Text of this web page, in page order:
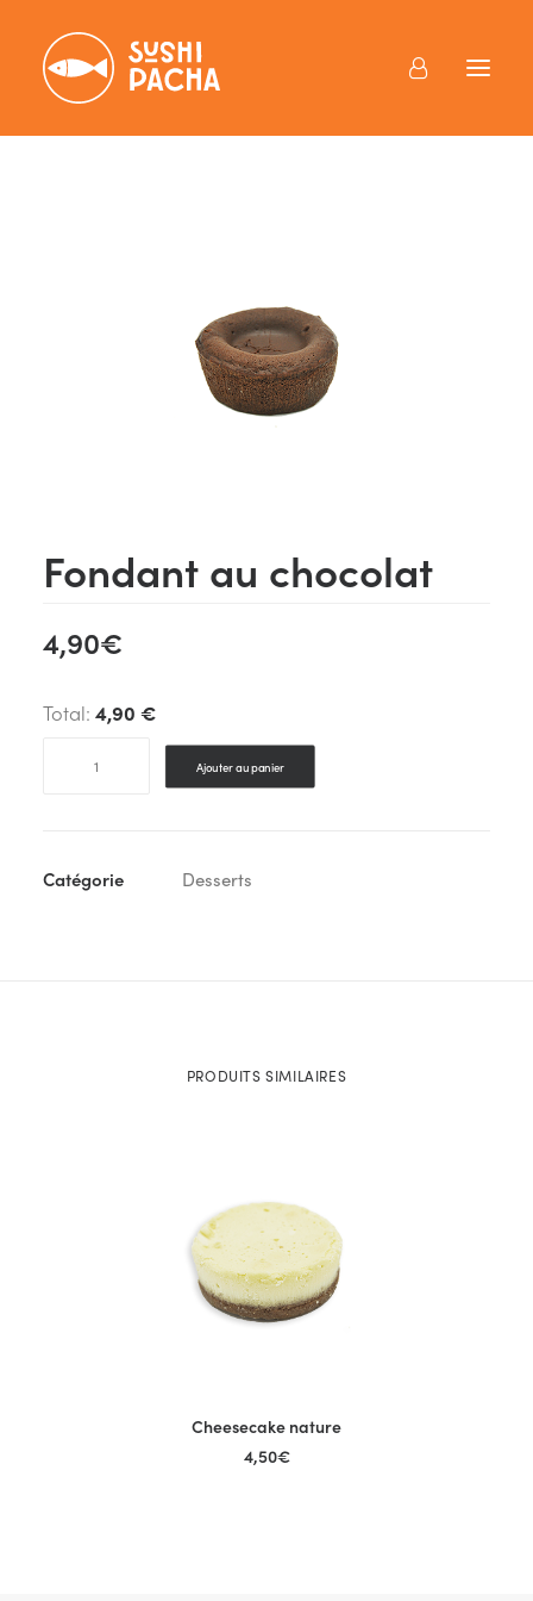
Fondant au chocolat
4,90€
Total: 4,90 €
chocolat
Ajouter au panier
Catégorie Desserts
PRODUITS SIMILAIRES
Cheesecake nature
4,50€